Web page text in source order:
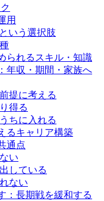
用
いう選択肢
られるスキル・知識
年収・期間・家族へ
提に考える
得る
ちに入れる
るキャリア構築
通点
い
している
ない
：長期戦を緩和する